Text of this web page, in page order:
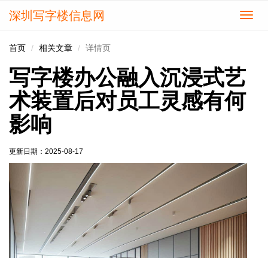
切
深圳写字楼信息网
首页 相关文章 详情页
写字楼办公融入沉浸式艺
术装置后对员工灵感有何
影响
更新日期： 2025-08-17